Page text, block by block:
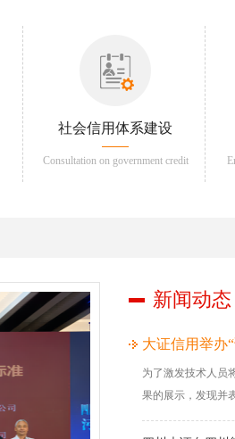
社会信用体系建设
Consultation on government credit
新闻动态
大证信用举办
为了激发技术人员
果的展示，发现并